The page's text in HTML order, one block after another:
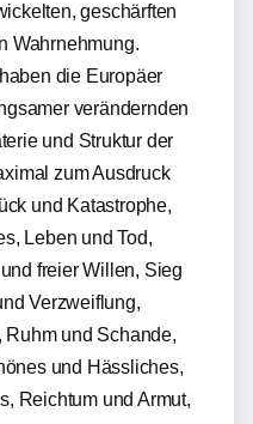
geschärften
Wahrnehmung.
die Europäer
verändernden
und Struktur der
zum Ausdruck
und Katastrophe,
Leben und Tod,
freier Willen, Sieg
Verzweiflung,
Ruhm und Schande,
und Hässliches,
Reichtum und Armut,